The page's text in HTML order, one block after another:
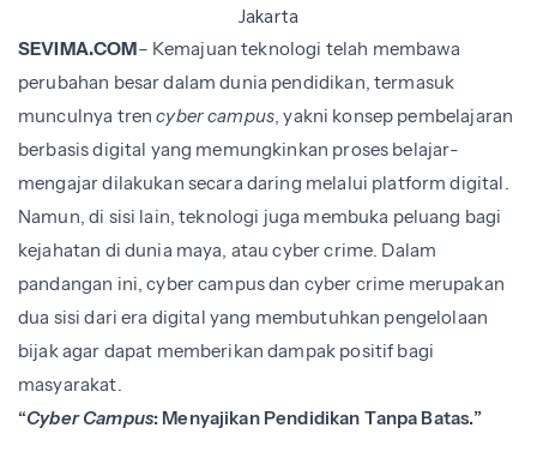
Jakarta
SEVIMA.COM– Kemajuan teknologi telah membawa
perubahan besar dalam dunia pendidikan, termasuk
munculnya tren cyber campus , yakni konsep pembelajaran
berbasis digital yang memungkinkan proses belajar-
mengajar dilakukan secara daring melalui platform digital.
Namun, di sisi lain, teknologi juga membuka peluang bagi
kejahatan di dunia maya, atau cyber crime. Dalam
pandangan ini, cyber campus dan cyber crime merupakan
dua sisi dari era digital yang membutuhkan pengelolaan
bijak agar dapat memberikan dampak positif bagi
masyarakat.
“Cyber Campus: Menyajikan Pendidikan Tanpa Batas.”